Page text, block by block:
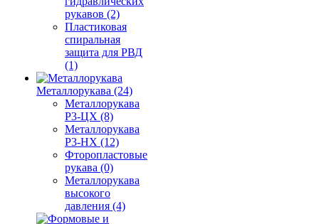
рукавов (2)
Пластиковая
спиральная
защита для РВД
(1)
Металлорукава (24)
Металлорукава
Р3-ЦХ (8)
Металлорукава
Р3-НХ (12)
Фторопластовые
рукава (0)
Металлорукава
высокого
давления (4)